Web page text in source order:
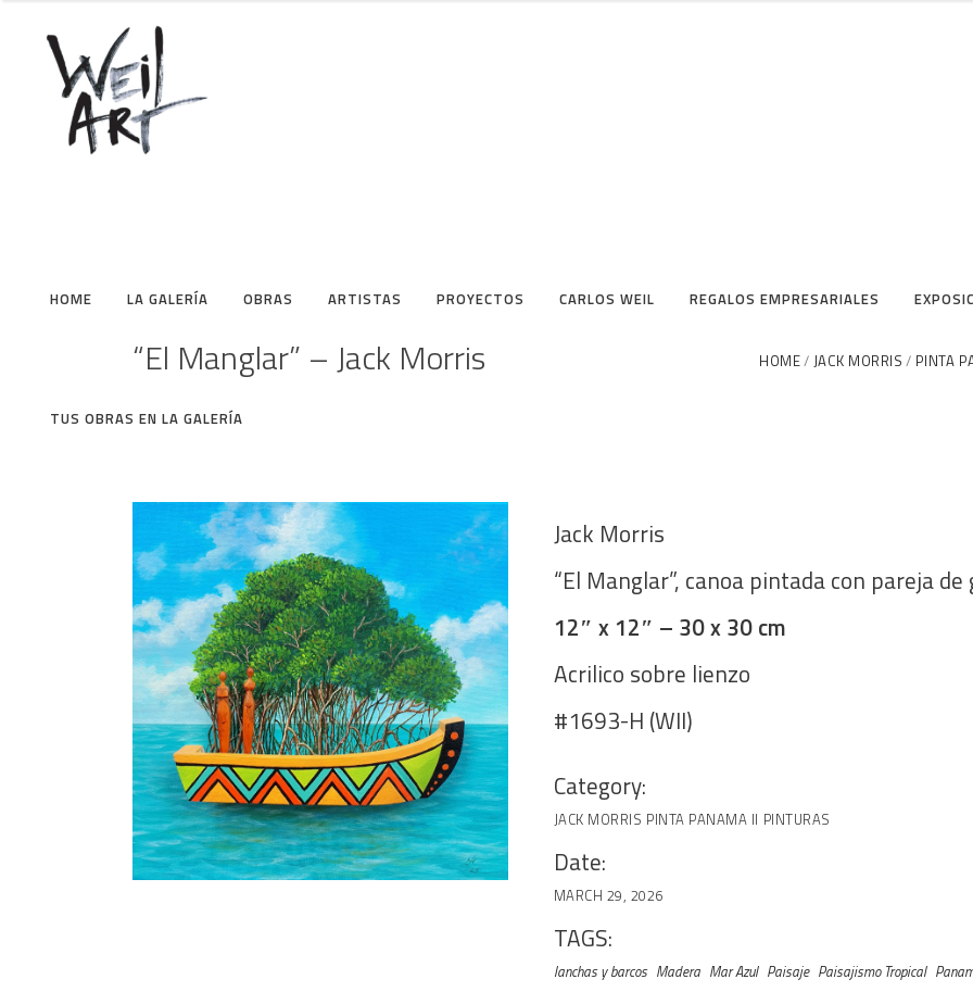
HOME LA GALERÍA OBRAS ARTISTAS PROYECTOS CARLOS WEIL REGALOS EMPRESARIALES
TUS OBRAS EN LA GALERÍA
“El Manglar” – Jack Morris HOME JACK MORRIS PINTA
Jack Morris
“El Manglar”, canoa pintada con pareja de
12″ x 12″ – 30 x 30 cm
Acrilico sobre lienzo
#1693-H (WII)
Category:
JACK MORRIS PINTA PANAMA II PINTURAS
Date:
MARCH 29, 2026
TAGS:
lanchas y barcos Madera Mar Azul Paisaje Paisajismo Tropical